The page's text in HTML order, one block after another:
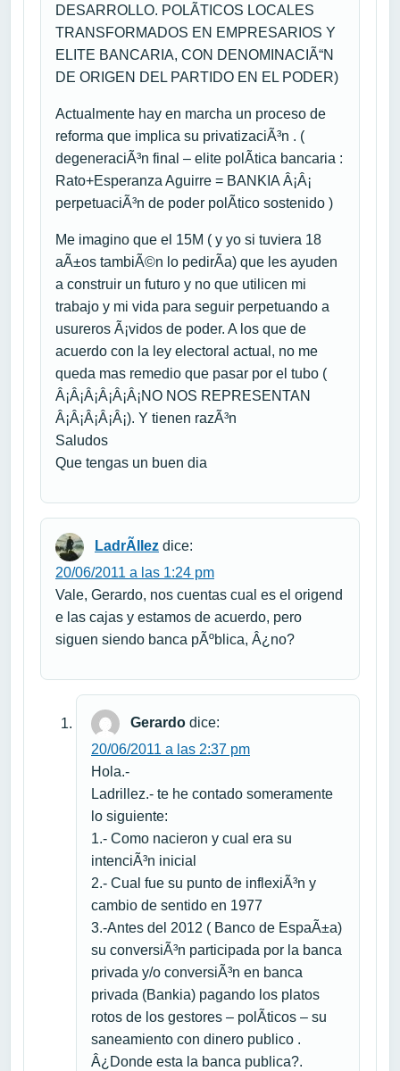
DESARROLLO. POLÃTICOS LOCALES
TRANSFORMADOS EN EMPRESARIOS Y
ELITE BANCARIA, CON DENOMINACIÃ“N
DE ORIGEN DEL PARTIDO EN EL PODER)
Actualmente hay en marcha un proceso de
reforma que implica su privatizaciÃ³n . (
degeneraciÃ³n final – elite polÃ­tica bancaria :
Rato+Esperanza Aguirre = BANKIA Â¡Â¡
perpetuaciÃ³n de poder polÃ­tico sostenido )
Me imagino que el 15M ( y yo si tuviera 18
aÃ±os tambiÃ©n lo pedirÃ­a) que les ayuden
a construir un futuro y no que utilicen mi
trabajo y mi vida para seguir perpetuando a
usureros Ã¡vidos de poder. A los que de
acuerdo con la ley electoral actual, no me
queda mas remedio que pasar por el tubo (
Â¡Â¡Â¡Â¡Â¡Â¡NO NOS REPRESENTAN
Â¡Â¡Â¡Â¡Â¡). Y tienen razÃ³n
Saludos
Que tengas un buen dia
LadrÃ­llez dice:
20/06/2011 a las 1:24 pm
Vale, Gerardo, nos cuentas cual es el origend
e las cajas y estamos de acuerdo, pero
siguen siendo banca pÃºblica, Â¿no?
Gerardo dice:
20/06/2011 a las 2:37 pm
Hola.-
Ladrillez.- te he contado someramente
lo siguiente:
1.- Como nacieron y cual era su
intenciÃ³n inicial
2.- Cual fue su punto de inflexiÃ³n y
cambio de sentido en 1977
3.-Antes del 2012 ( Banco de EspaÃ±a)
su conversiÃ³n participada por la banca
privada y/o conversiÃ³n en banca
privada (Bankia) pagando los platos
rotos de los gestores – polÃ­ticos – su
saneamiento con dinero publico .
Â¿Donde esta la banca publica?.